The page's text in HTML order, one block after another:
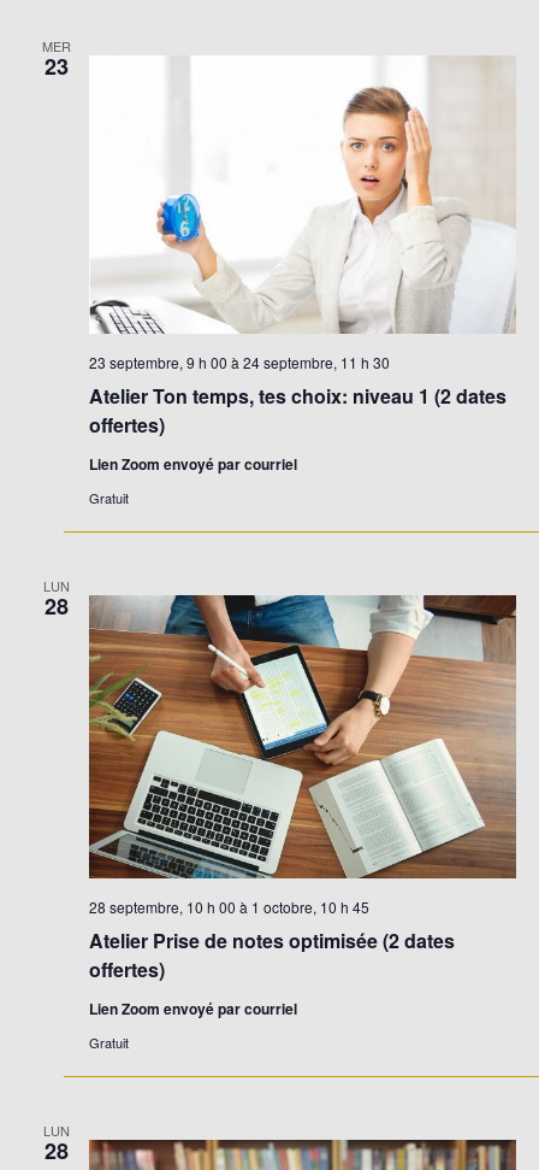
MER
23
Atelier Ton temps, tes choix: niveau 1 (2 dates
offertes)
23 septembre, 9 h 00 à 24 septembre, 11 h 30
Lien Zoom envoyé par courriel
Gratuit
LUN
28
Atelier Prise de notes optimisée (2 dates
offertes)
28 septembre, 10 h 00 à 1 octobre, 10 h 45
Lien Zoom envoyé par courriel
Gratuit
LUN
28